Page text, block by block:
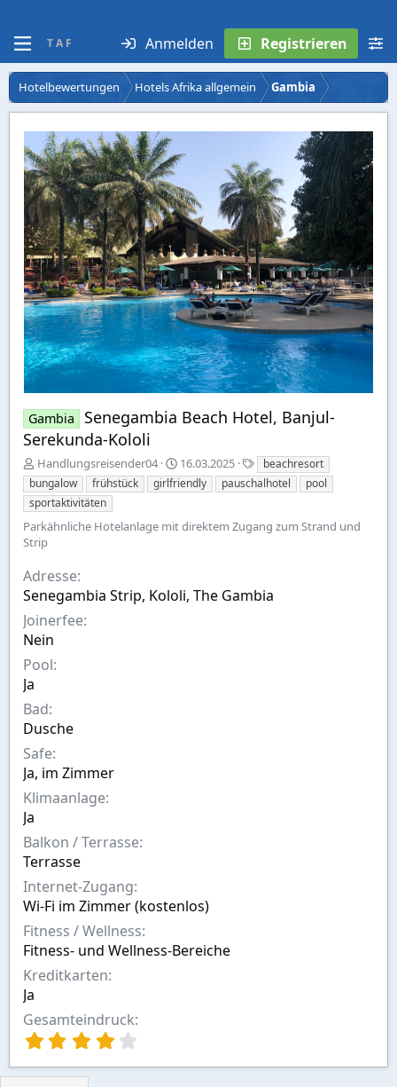
T A F Anmelden Registrieren
Hotelbewertungen Hotels Afrika allgemein Gambia
Gambia
Senegambia Beach Hotel, Banjul-
Serekunda-Kololi
E
r
s
t
e
l
t
v
n
Handlungsreisender04
A
u
s
a
16.03.2025
t
i
h
t
beachresort
bungalow
frühstück girlfriendly pauschalhotel
pool
sportaktivitäten
Parkähnliche Hotelanlage mit direktem Zugang zum Strand und
Strip
Adresse
Senegambia Strip, Kololi, The Gambia
Joinerfee
Nein
Pool
Ja
Bad
Dusche
Safe
Ja, im Zimmer
Klimaanlage
Ja
Balkon / Terrasse
Terrasse
Internet-Zugang
Wi-Fi im Zimmer (kostenlos)
Fitness / Wellness
Fitness- und Wellness-Bereiche
Kreditkarten
Ja
Gesamteindruck
0